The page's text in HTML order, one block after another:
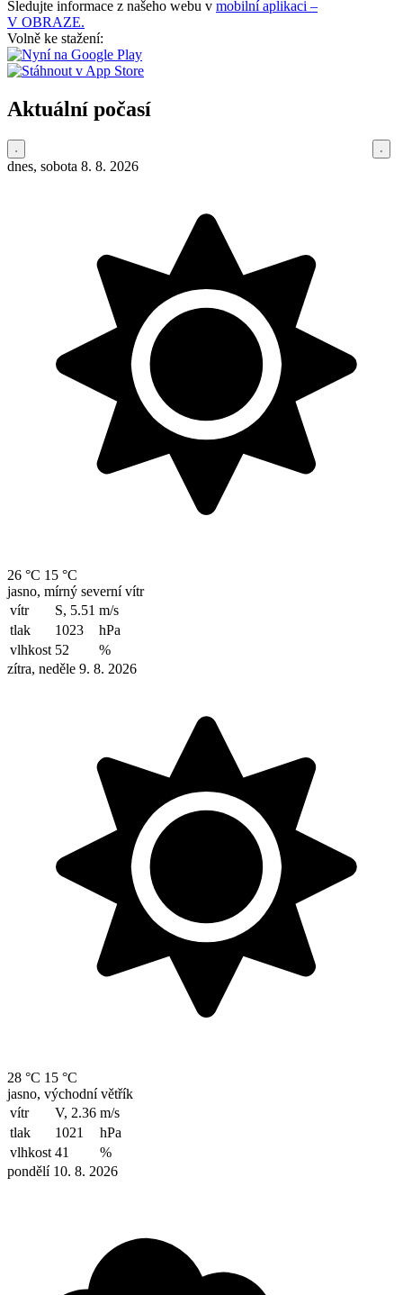
Sledujte informace z našeho webu v mobilní aplikaci –
V OBRAZE.
Volně ke stažení:
Aktuální počasí
dnes, sobota 8. 8. 2026
26 °C 15 °C
jasno, mírný severní vítr
vítr
S, 5.51 m/s
tlak
1023
hPa
vlhkost 52
%
zítra, neděle 9. 8. 2026
28 °C 15 °C
jasno, východní větřík
vítr
V, 2.36 m/s
tlak
1021
hPa
vlhkost 41
%
pondělí 10. 8. 2026